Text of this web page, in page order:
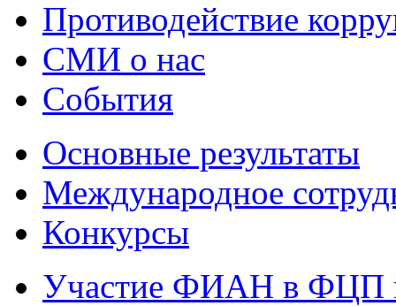
Противодействие
СМИ о нас
События
Основные результаты
Международное
Конкурсы
Участие ФИАН в ФЦП